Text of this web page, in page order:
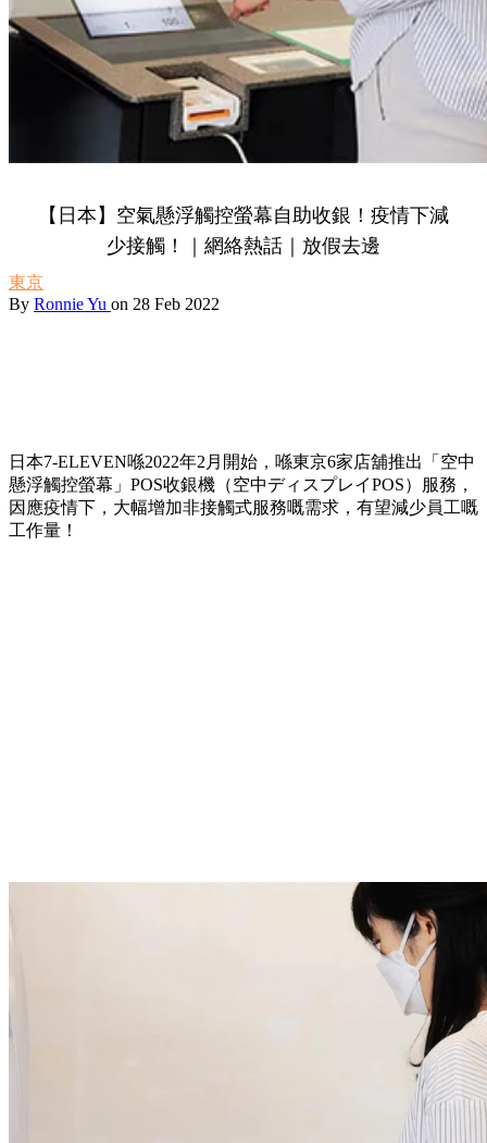
【日本】空氣懸浮觸控螢幕自助收銀！疫情下減
少接觸！｜網絡熱話｜放假去邊
東京
By Ronnie Yu on 28 Feb 2022
日本7-ELEVEN喺2022年2月開始，喺東京6家店舖推出「空中
懸浮觸控螢幕」POS收銀機（空中ディスプレイPOS）服務，
因應疫情下，大幅增加非接觸式服務嘅需求，有望減少員工嘅
工作量！